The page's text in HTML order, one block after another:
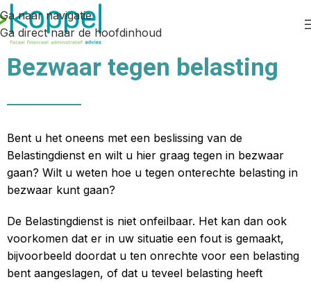
Ga naar navigatie
Ga direct naar de hoofdinhoud
Bezwaar tegen belasting
Bent u het oneens met een beslissing van de
Belastingdienst en wilt u hier graag tegen in bezwaar
gaan? Wilt u weten hoe u tegen onterechte belasting in
bezwaar kunt gaan?
De Belastingdienst is niet onfeilbaar. Het kan dan ook
voorkomen dat er in uw situatie een fout is gemaakt,
bijvoorbeeld doordat u ten onrechte voor een belasting
bent aangeslagen, of dat u teveel belasting heeft